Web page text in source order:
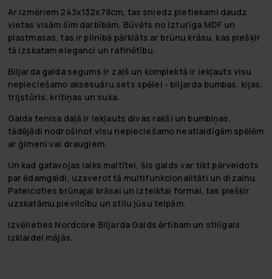
Ar izmēriem 243x132x78cm, tas sniedz pietiekami daudz
vietas visām šīm darbībām. Būvēts no izturīga MDF un
plastmasas, tas ir pilnībā pārklāts ar brūnu krāsu, kas piešķir
tā izskatam eleganci un rafinētību.
Biljarda galda segums ir zaļš un komplektā ir iekļauts visu
nepieciešamo aksesuāru sets spēlei - biljarda bumbas, kijas,
trijstūris, krītiņas un suka.
Galda tenisa daļā ir iekļauts divas rakši un bumbiņas,
tādējādi nodrošinot visu nepieciešamo neatlaidīgām spēlēm
ar ģimeni vai draugiem.
Un kad gatavojas laiks maltītei, šis galds var tikt pārveidots
par ēdamgaldi, uzsverot tā multifunkcionalitāti un dizainu.
Pateicoties brūnajai krāsai un izteiktai formai, tas piešķir
uzskatāmu pievilcību un stīlu jūsu telpām.
Izvēlieties Nordcore Biljarda Galds ērtībam un stilīgais
izklaidei mājās.